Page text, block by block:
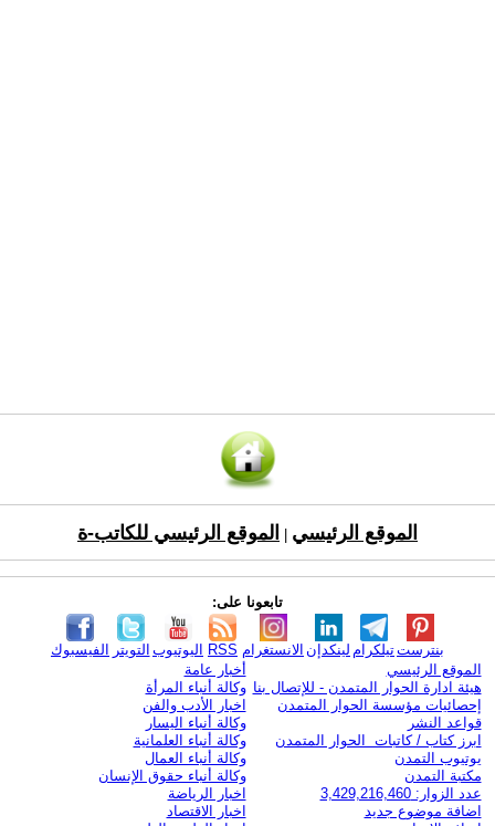
الموقع الرئيسي الموقع الرئيسي للكاتب-ة
تابعونا على:
الفيسبوك التويتر اليوتيوب RSS الانستغرام لينكدإن تيلكرامبنترست
الموقع الرئيسي
هيئة ادارة الحوار المتمدن - للإتصال بنا
إحصائيات مؤسسة الحوار المتمدن
قواعد النشر
ابرز كتاب / كاتبات الحوار المتمدن
يوتيوب التمدن
مكتبة التمدن
عدد الزوار: 3,429,216,460
اضافة موضوع جديد
أخبار عامة
وكالة أنباء المرأة
اخبار الأدب والفن
وكالة أنباء اليسار
وكالة أنباء العلمانية
وكالة أنباء العمال
وكالة أنباء حقوق الإنسان
اخبار الرياضة
اخبار الاقتصاد